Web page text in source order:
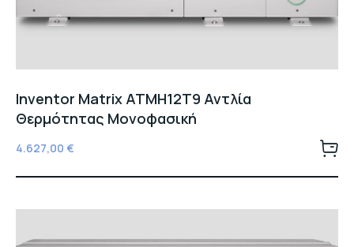
Inventor Matrix ATMH12T9 Αντλία
Θερμότητας Μονοφασική
4.627,00 €